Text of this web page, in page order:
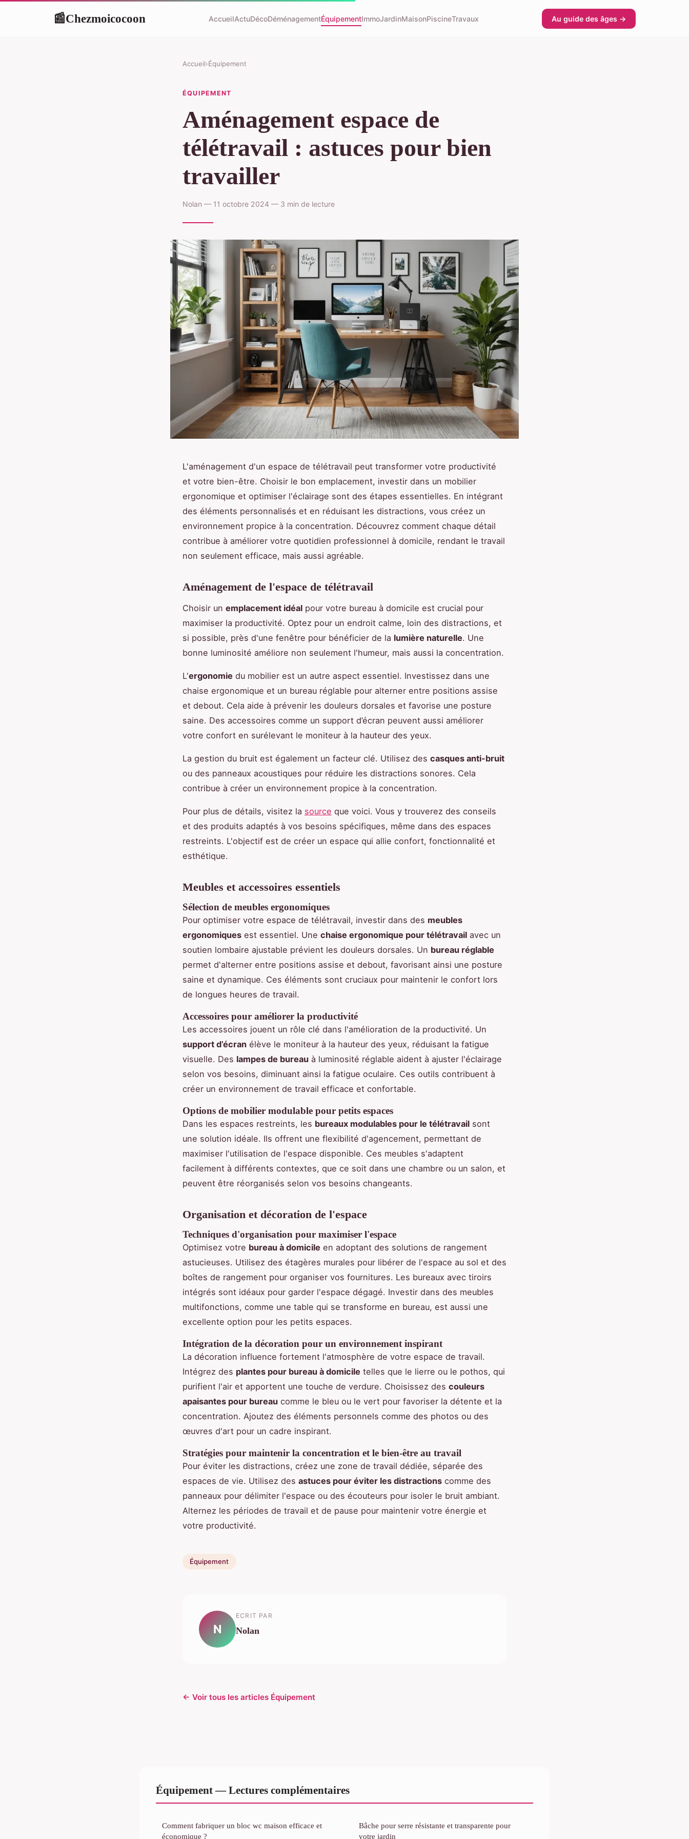
📰Chezmoicocoon AccueilActuDécoDéménagementÉquipementImmoJardinMaisonPiscineTravaux Au guide des âges →
Accueil›Équipement
ÉQUIPEMENT
Aménagement espace de
télétravail : astuces pour bien
travailler
Nolan — 11 octobre 2024 — 3 min de lecture
L'aménagement d'un espace de télétravail peut transformer votre productivité
et votre bien-être. Choisir le bon emplacement, investir dans un mobilier
ergonomique et optimiser l'éclairage sont des étapes essentielles. En intégrant
des éléments personnalisés et en réduisant les distractions, vous créez un
environnement propice à la concentration. Découvrez comment chaque détail
contribue à améliorer votre quotidien professionnel à domicile, rendant le travail
non seulement efficace, mais aussi agréable.
Aménagement de l'espace de télétravail
Choisir un emplacement idéal pour votre bureau à domicile est crucial pour
maximiser la productivité. Optez pour un endroit calme, loin des distractions, et
si possible, près d'une fenêtre pour bénéficier de la lumière naturelle. Une
bonne luminosité améliore non seulement l'humeur, mais aussi la concentration.
L'ergonomie du mobilier est un autre aspect essentiel. Investissez dans une
chaise ergonomique et un bureau réglable pour alterner entre positions assise
et debout. Cela aide à prévenir les douleurs dorsales et favorise une posture
saine. Des accessoires comme un support d’écran peuvent aussi améliorer
votre confort en surélevant le moniteur à la hauteur des yeux.
La gestion du bruit est également un facteur clé. Utilisez des casques anti-bruit
ou des panneaux acoustiques pour réduire les distractions sonores. Cela
contribue à créer un environnement propice à la concentration.
Pour plus de détails, visitez la source que voici. Vous y trouverez des conseils
et des produits adaptés à vos besoins spécifiques, même dans des espaces
restreints. L'objectif est de créer un espace qui allie confort, fonctionnalité et
esthétique.
Meubles et accessoires essentiels
Sélection de meubles ergonomiques
Pour optimiser votre espace de télétravail, investir dans des meubles
ergonomiques est essentiel. Une chaise ergonomique pour télétravail avec un
soutien lombaire ajustable prévient les douleurs dorsales. Un bureau réglable
permet d'alterner entre positions assise et debout, favorisant ainsi une posture
saine et dynamique. Ces éléments sont cruciaux pour maintenir le confort lors
de longues heures de travail.
Accessoires pour améliorer la productivité
Les accessoires jouent un rôle clé dans l'amélioration de la productivité. Un
support d’écran élève le moniteur à la hauteur des yeux, réduisant la fatigue
visuelle. Des lampes de bureau à luminosité réglable aident à ajuster l'éclairage
selon vos besoins, diminuant ainsi la fatigue oculaire. Ces outils contribuent à
créer un environnement de travail efficace et confortable.
Options de mobilier modulable pour petits espaces
Dans les espaces restreints, les bureaux modulables pour le télétravail sont
une solution idéale. Ils offrent une flexibilité d'agencement, permettant de
maximiser l'utilisation de l'espace disponible. Ces meubles s'adaptent
facilement à différents contextes, que ce soit dans une chambre ou un salon, et
peuvent être réorganisés selon vos besoins changeants.
Organisation et décoration de l'espace
Techniques d'organisation pour maximiser l'espace
Optimisez votre bureau à domicile en adoptant des solutions de rangement
astucieuses. Utilisez des étagères murales pour libérer de l'espace au sol et des
boîtes de rangement pour organiser vos fournitures. Les bureaux avec tiroirs
intégrés sont idéaux pour garder l'espace dégagé. Investir dans des meubles
multifonctions, comme une table qui se transforme en bureau, est aussi une
excellente option pour les petits espaces.
Intégration de la décoration pour un environnement inspirant
La décoration influence fortement l'atmosphère de votre espace de travail.
Intégrez des plantes pour bureau à domicile telles que le lierre ou le pothos, qui
purifient l'air et apportent une touche de verdure. Choisissez des couleurs
apaisantes pour bureau comme le bleu ou le vert pour favoriser la détente et la
concentration. Ajoutez des éléments personnels comme des photos ou des
œuvres d'art pour un cadre inspirant.
Stratégies pour maintenir la concentration et le bien-être au travail
Pour éviter les distractions, créez une zone de travail dédiée, séparée des
espaces de vie. Utilisez des astuces pour éviter les distractions comme des
panneaux pour délimiter l'espace ou des écouteurs pour isoler le bruit ambiant.
Alternez les périodes de travail et de pause pour maintenir votre énergie et
votre productivité.
Équipement
N
ECRIT PAR
Nolan
← Voir tous les articles Équipement
Équipement — Lectures complémentaires
Comment fabriquer un bloc wc maison efficace et
économique ?
Bâche pour serre résistante et transparente pour
votre jardin